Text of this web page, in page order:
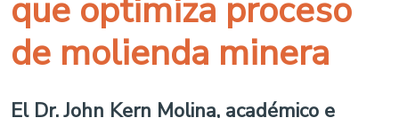
que optimiza proceso
de molienda minera
El Dr. John Kern Molina, académico e